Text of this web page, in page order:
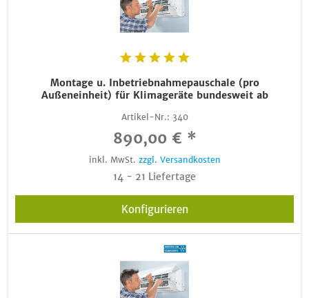
Montage u. Inbetriebnahmepauschale (pro
Außeneinheit) für Klimageräte bundesweit ab
Artikel-Nr.: 340
890,00 € *
inkl. MwSt. zzgl. Versandkosten
14 - 21 Liefertage
Konfigurieren